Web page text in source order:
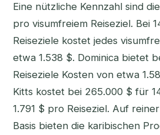
Eine nützliche Kennzahl sind
pro visumfreiem Reiseziel. Bei
Reiseziele kostet jedes
etwa 1.538 $. Dominica bietet
Reiseziele Kosten von etwa
Kitts kostet bei 265.000 $ für
1.791 $ pro Reiseziel. Auf
Basis bieten die karibischen